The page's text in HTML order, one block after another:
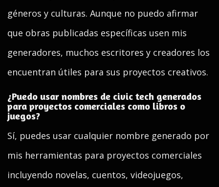
géneros y culturas. Aunque no puedo afirmar
que obras publicadas específicas usen mis
generadores, muchos escritores y creadores los
encuentran útiles para sus proyectos creativos.
¿Puedo usar nombres de civic tech generados
para proyectos comerciales como libros o
juegos?
Sí, puedes usar cualquier nombre generado por
mis herramientas para proyectos comerciales
incluyendo novelas, cuentos, videojuegos,